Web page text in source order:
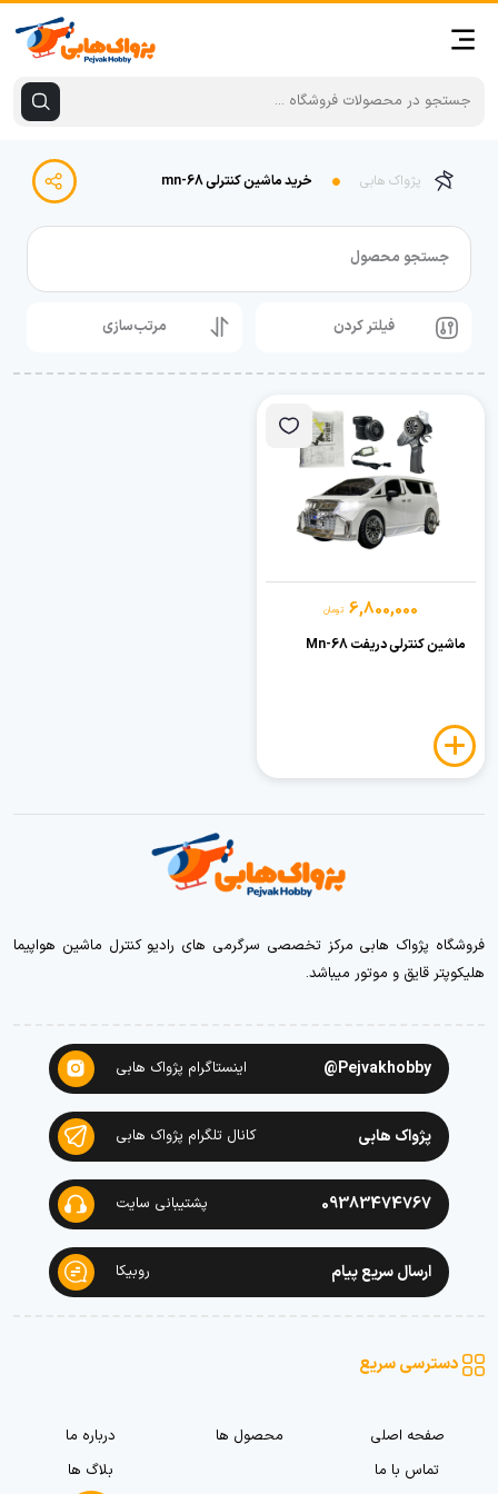
پژواک هابی خرید ماشین کنترلی mn-68
جستجو محصول
فیلتر کردن مرتب‌سازی
6,800,000 تومان
ماشین کنترلی دریفت Mn-68
فروشگاه پژواک هابی مرکز تخصصی سرگرمی های رادیو کنترل ماشین هواپیما
هلیکوپتر قایق و موتور میباشد.
Pejvakhobby@ اینستاگرام پژواک هابی
پژواک هابی کانال تلگرام پژواک هابی
09383474767 پشتیبانی سایت
ارسال سریع پیام روبیکا
دسترسی سریع
صفحه اصلی محصول ها
درباره ما
تماس با ما
بلاگ ها